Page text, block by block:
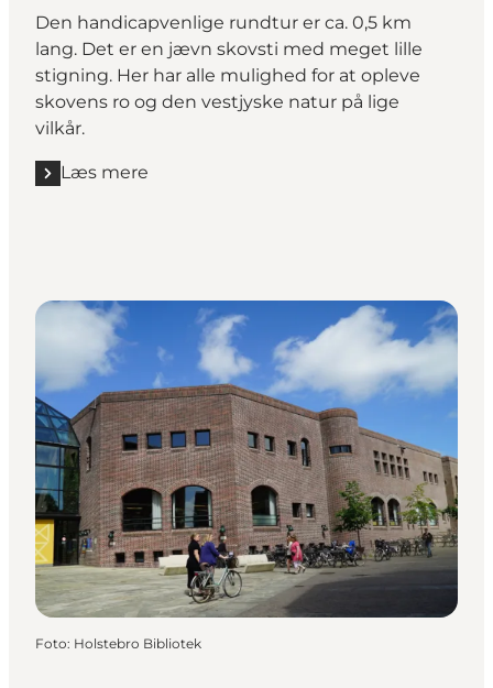
Den handicapvenlige rundtur er ca. 0,5 km
lang. Det er en jævn skovsti med meget lille
stigning. Her har alle mulighed for at opleve
skovens ro og den vestjyske natur på lige
vilkår.
Læs mere
Læs mere "Handicapvenlig sti i Nørhede Plantage"
Foto: Holstebro Bibliotek